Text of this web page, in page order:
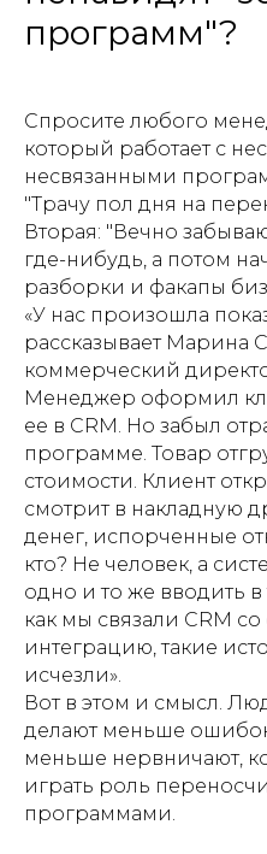
программ"?
Спросите любого
который работает с
несвязанными
"Трачу пол дня на
Вторая: "Вечно
где-нибудь, а потом
разборки и факапы
«У нас произошла
рассказывает Марина
коммерческий
Менеджер оформил
ее в CRM. Но забыл
программе. Товар
стоимости. Клиент
смотрит в накладную
денег, испорченные
кто? Не человек, а
одно и то же вводить в
как мы связали CRM
интеграцию, такие
исчезли».
Вот в этом и смысл.
делают меньше
меньше нервничают,
играть роль
программами.